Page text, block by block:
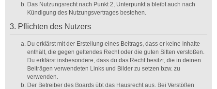
Das Nutzungsrecht nach Punkt 2, Unterpunkt a bleibt auch nach
Kündigung des Nutzungsvertrages bestehen.
3. Pflichten des Nutzers
Du erklärst mit der Erstellung eines Beitrags, dass er keine Inhalte
enthält, die gegen geltendes Recht oder die guten Sitten verstoßen.
Du erklärst insbesondere, dass du das Recht besitzt, die in deinen
Beiträgen verwendeten Links und Bilder zu setzen bzw. zu
verwenden.
Der Betreiber des Boards übt das Hausrecht aus. Bei Verstößen